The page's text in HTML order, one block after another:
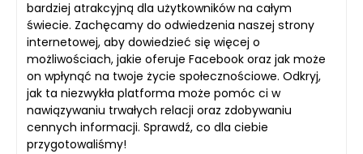
bardziej atrakcyjną dla użytkowników na całym
świecie. Zachęcamy do odwiedzenia naszej strony
internetowej, aby dowiedzieć się więcej o
możliwościach, jakie oferuje Facebook oraz jak może
on wpłynąć na twoje życie społecznościowe. Odkryj,
jak ta niezwykła platforma może pomóc ci w
nawiązywaniu trwałych relacji oraz zdobywaniu
cennych informacji. Sprawdź, co dla ciebie
przygotowaliśmy!